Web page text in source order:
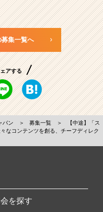
集一覧へ
アする
パン ＞ 募集一覧 ＞
【中途】「ス
なコンテンツを創る、チーフディレク
を探す